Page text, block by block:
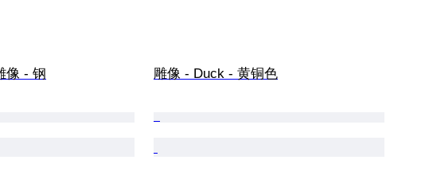
像 - 钢 雕像 - Duck - 黄铜色